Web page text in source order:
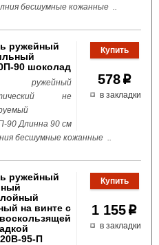
бесшумные кожанные ..
578p
в закладки
ружейный
90 шоколад
ружейный
не
90 Длинна 90 см
бесшумные кожанные ..
1 155 p
в закладки
ружейный
на винте с
95-П